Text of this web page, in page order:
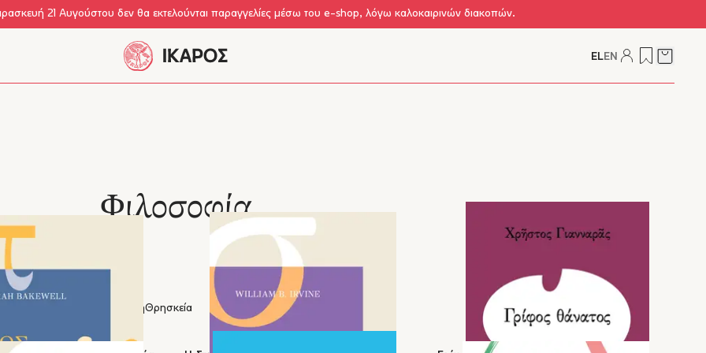
21 Αυγούστου δεν θα εκτελούνται παραγγελίες μέσω του e-shop, λόγω καλοκαιρινών διακοπών.
ELEN Δείτε
Φιλοσοφία
Οικονομία & ΠολιτικήΘρησκεία